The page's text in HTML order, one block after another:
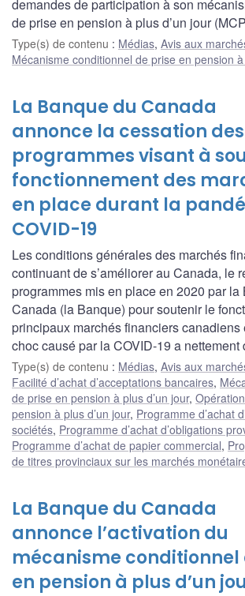
demandes de participation à son
de prise en pension à plus d’un jour
Type(s) de contenu : Médias, Avis aux
Mécanisme conditionnel de prise en pension à
La Banque du Canada
annonce la cessation des
programmes visant à
fonctionnement des
en place durant la
COVID-19
Les conditions générales des marchés
continuant de s’améliorer au Canada, le
programmes mis en place en 2020 par la
Canada (la Banque) pour soutenir le
principaux marchés financiers canadiens
choc causé par la COVID-19 a nettement
Type(s) de contenu : Médias, Avis aux
Facilité d’achat d’acceptations bancaires,
de prise en pension à plus d’un jour,
pension à plus d’un jour, Programme d’achat
sociétés, Programme d’achat d’obligations
Programme d’achat de papier commercial,
de titres provinciaux sur les marchés
La Banque du Canada
annonce l’activation du
mécanisme conditionnel
en pension à plus d’un